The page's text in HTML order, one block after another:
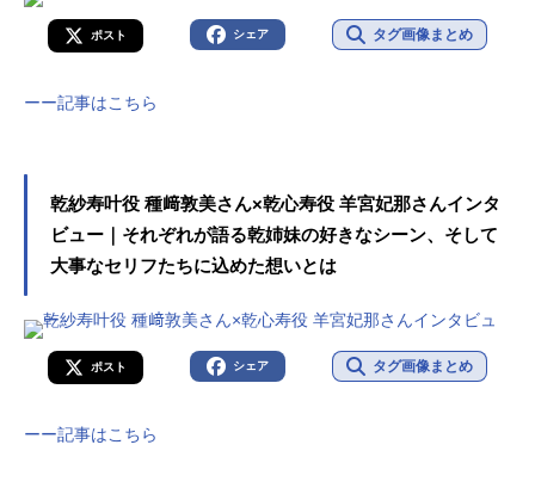
ポスト シェア タグ画像まとめ
ーー記事はこちら
乾紗寿叶役 種﨑敦美さん×乾心寿役 羊宮妃那さんインタ
ビュー｜それぞれが語る乾姉妹の好きなシーン、そして
大事なセリフたちに込めた想いとは
ポスト シェア タグ画像まとめ
ーー記事はこちら